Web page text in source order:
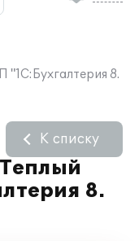
8.
8.
К списку